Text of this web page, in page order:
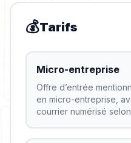
💰Tarifs
Micro-entreprise
Offre d’entrée
en micro-entreprise,
courrier numérisé